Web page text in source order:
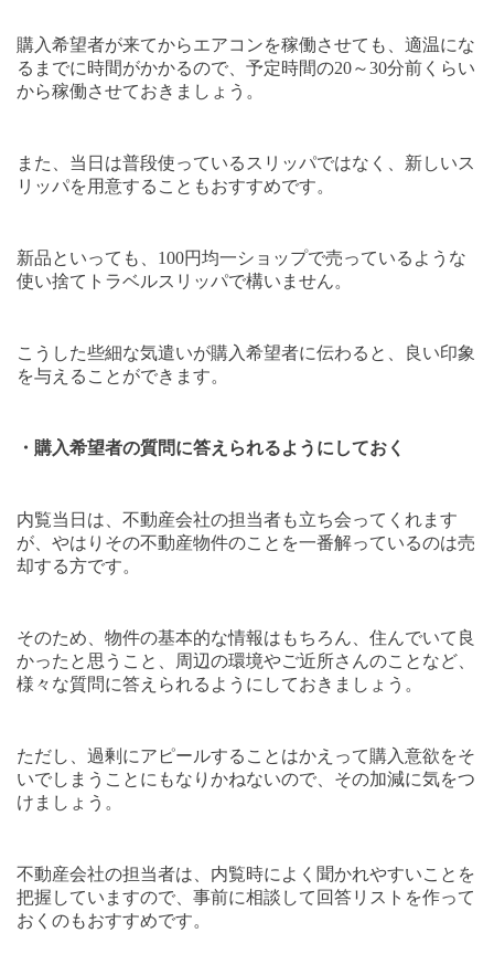
購入希望者が来てからエアコンを稼働させても、適温にな
るまでに時間がかかるので、予定時間の20～30分前くらい
から稼働させておきましょう。
また、当日は普段使っているスリッパではなく、新しいス
リッパを用意することもおすすめです。
新品といっても、 100円均一ショップで売っているような
使い捨てトラベルスリッパで構いません。
こうした些細な気遣いが購入希望者に伝わると、良い印象
を与えることができます。
・購入希望者の質問に答えられるようにしておく
内覧当日は、不動産会社の担当者も立ち会ってくれます
が、やはりその不動産物件のことを一番解っているのは売
却する方です。
そのため、物件の基本的な情報はもちろん、住んでいて良
かったと思うこと、周辺の環境やご近所さんのことなど、
様々な質問に答えられるようにしておきましょう。
ただし、過剰にアピールすることはかえって購入意欲をそ
いでしまうことにもなりかねないので、その加減に気をつ
けましょう。
不動産会社の担当者は、内覧時によく聞かれやすいことを
把握していますので、事前に相談して回答リストを作って
おくのもおすすめです。